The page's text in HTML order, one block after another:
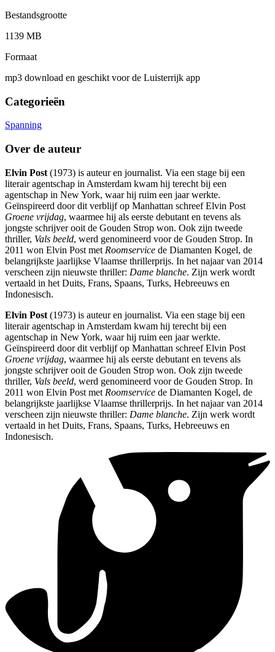
Bestandsgrootte
1139 MB
Formaat
mp3 download en geschikt voor de Luisterrijk app
Categorieën
Spanning
Over de auteur
Elvin Post (1973) is auteur en journalist. Via een stage bij een
literair agentschap in Amsterdam kwam hij terecht bij een
agentschap in New York, waar hij ruim een jaar werkte.
Geïnspireerd door dit verblijf op Manhattan schreef Elvin Post
Groene vrijdag, waarmee hij als eerste debutant en tevens als
jongste schrijver ooit de Gouden Strop won. Ook zijn tweede
thriller, Vals beeld, werd genomineerd voor de Gouden Strop. In
2011 won Elvin Post met Roomservice de Diamanten Kogel, de
belangrijkste jaarlijkse Vlaamse thrillerprijs. In het najaar van 2014
verscheen zijn nieuwste thriller: Dame blanche. Zijn werk wordt
vertaald in het Duits, Frans, Spaans, Turks, Hebreeuws en
Indonesisch.
Elvin Post (1973) is auteur en journalist. Via een stage bij een
literair agentschap in Amsterdam kwam hij terecht bij een
agentschap in New York, waar hij ruim een jaar werkte.
Geïnspireerd door dit verblijf op Manhattan schreef Elvin Post
Groene vrijdag, waarmee hij als eerste debutant en tevens als
jongste schrijver ooit de Gouden Strop won. Ook zijn tweede
thriller, Vals beeld, werd genomineerd voor de Gouden Strop. In
2011 won Elvin Post met Roomservice de Diamanten Kogel, de
belangrijkste jaarlijkse Vlaamse thrillerprijs. In het najaar van 2014
verscheen zijn nieuwste thriller: Dame blanche. Zijn werk wordt
vertaald in het Duits, Frans, Spaans, Turks, Hebreeuws en
Indonesisch.